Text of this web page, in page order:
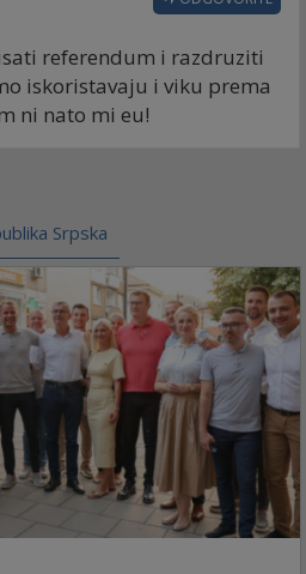
referendum i razdruziti
iskoristavaju i viku prema
ni nato mi eu!
Srpska